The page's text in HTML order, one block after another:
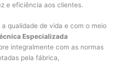
e eficiência aos clientes.
qualidade de vida e com o meio
Especializada
integralmente com as normas
pela fábrica,